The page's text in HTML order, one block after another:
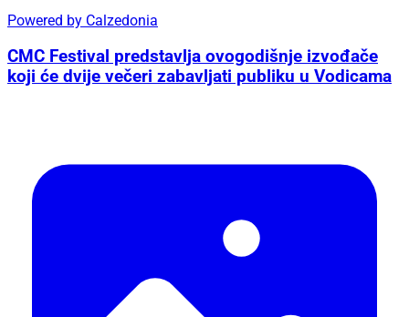
Powered by Calzedonia
CMC Festival predstavlja ovogodišnje izvođače
koji će dvije večeri zabavljati publiku u Vodicama